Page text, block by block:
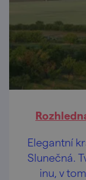
Elegantní
Slunečná.
inu, v